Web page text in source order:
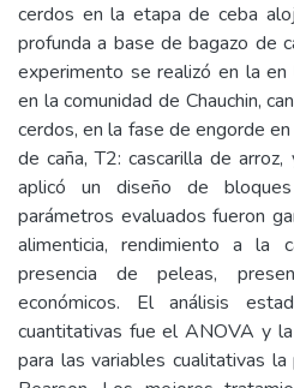
cerdos en la etapa de ceba
profunda a base de bagazo de
experimento se realizó en la en
en la comunidad de Chauchin,
cerdos, en la fase de engorde
de caña, T2: cascarilla de
aplicó un diseño de
parámetros evaluados fueron
alimenticia, rendimiento a la
presencia de peleas,
económicos. El análisis
cuantitativas fue el ANOVA y
para las variables cualitativas